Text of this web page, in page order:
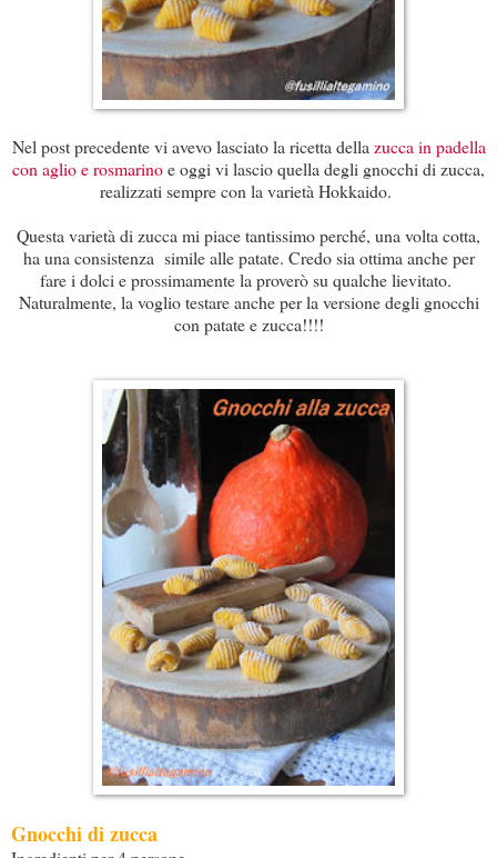
Nel post precedente vi avevo lasciato la ricetta della zucca in padella
con aglio e rosmarinoe oggi vi lascio quella degli gnocchi di zucca,
realizzati sempre con la varietà Hokkaido.
Questa varietà di zucca mi piace tantissimo perché, una volta cotta,
ha una consistenza simile alle patate. Credo sia ottima anche per
fare i dolci e prossimamente la proverò su qualche lievitato.
Naturalmente, la voglio testare anche per la versione degli gnocchi
con patate e zucca!!!!
Gnocchi di zucca